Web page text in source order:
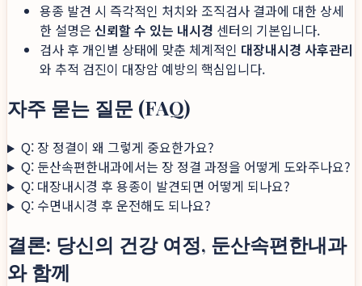
용종 발견 시 즉각적인 처치와 조직검사 결과에 대한 상세
한 설명은 신뢰할 수 있는 내시경 센터의 기본입니다.
검사 후 개인별 상태에 맞춘 체계적인 대장내시경 사후관리
와 추적 검진이 대장암 예방의 핵심입니다.
자주 묻는 질문 (FAQ)
Q: 장 정결이 왜 그렇게 중요한가요?
Q: 둔산속편한내과에서는 장 정결 과정을 어떻게 도와주나요?
Q: 대장내시경 후 용종이 발견되면 어떻게 되나요?
Q: 수면내시경 후 운전해도 되나요?
결론: 당신의 건강 여정, 둔산속편한내과
와 함께